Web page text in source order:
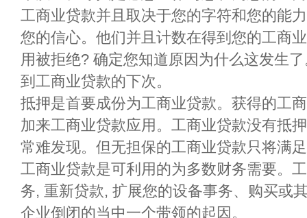
工商业贷款并且取决于您的字符和您的能
您的信心。他们并且计数在得到您的工商
用被拒绝? 确定您知道原因为什么这发生
到工商业贷款的下次。
抵押是首要成份为工商业贷款。获得的工
加来工商业贷款应用。工商业贷款没有抵
常难发现。但无担保的工商业贷款只将满
工商业贷款是可利用的为多数财务需要。
务, 重新贷款, 扩展您的设备事务、购买或
企业倒闭的当中一个带领的起因。